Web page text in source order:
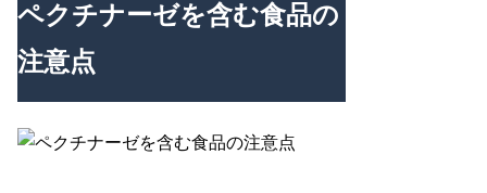
ペクチナーゼを含む食品の
注意点